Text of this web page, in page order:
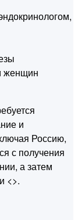
женщин
и
Россию,
с получения
а затем
<>.